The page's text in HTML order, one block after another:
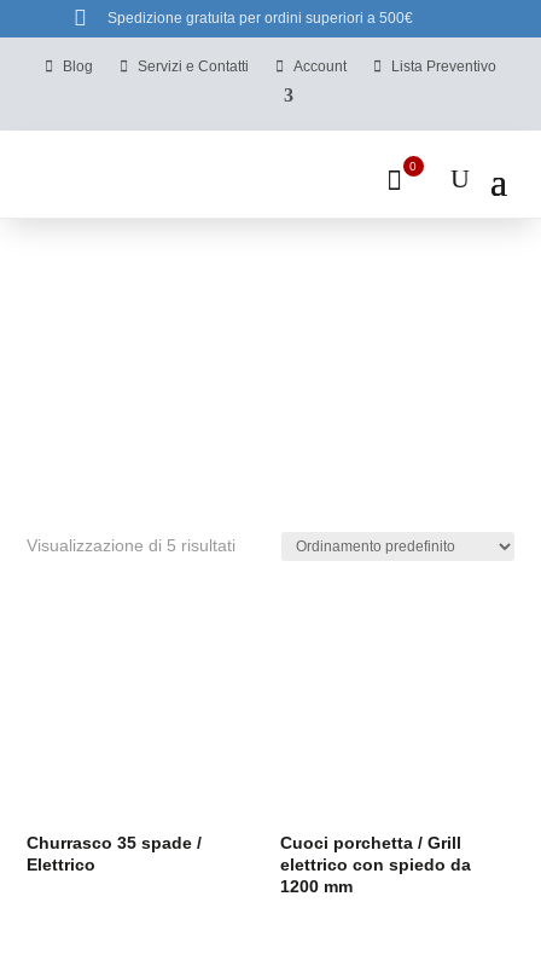
 Spedizione gratuita per ordini superiori a 500€
Blog Servizi e Contatti Account Lista Preventivo
0
Visualizzazione di 5 risultati
Churrasco 35 spade /
Elettrico
Cuoci porchetta / Grill
elettrico con spiedo da
1200 mm